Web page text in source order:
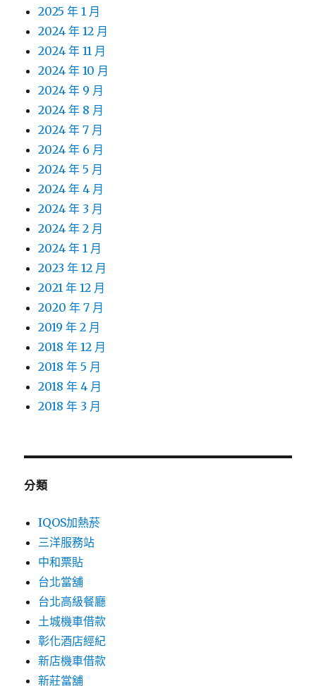
2025 年 1 月
2024 年 12 月
2024 年 11 月
2024 年 10 月
2024 年 9 月
2024 年 8 月
2024 年 7 月
2024 年 6 月
2024 年 5 月
2024 年 4 月
2024 年 3 月
2024 年 2 月
2024 年 1 月
2023 年 12 月
2021 年 12 月
2020 年 7 月
2019 年 2 月
2018 年 12 月
2018 年 5 月
2018 年 4 月
2018 年 3 月
分類
IQOS加熱菸
三洋服務站
中和票貼
台北當舖
台北高級餐廳
土城機車借款
彰化酒店經紀
新店機車借款
新莊當舖